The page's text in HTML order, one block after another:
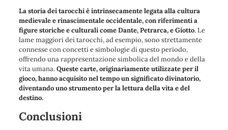
La storia dei tarocchi è intrinsecamente legata alla cultura
medievale e rinascimentale occidentale, con riferimenti a
figure storiche e culturali come Dante, Petrarca, e Giotto. Le
lame maggiori dei tarocchi, ad esempio, sono strettamente
connesse con concetti e simbologie di questo periodo,
offrendo una rappresentazione simbolica del mondo e della
vita umana.Queste carte, originariamente utilizzate per il
gioco, hanno acquisito nel tempo un significato divinatorio,
diventando uno strumento per la lettura della vita e del
destino.
Conclusioni